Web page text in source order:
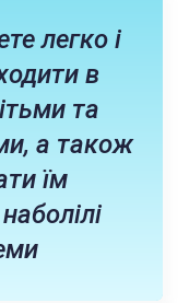
легко і
в
та
а також
їм